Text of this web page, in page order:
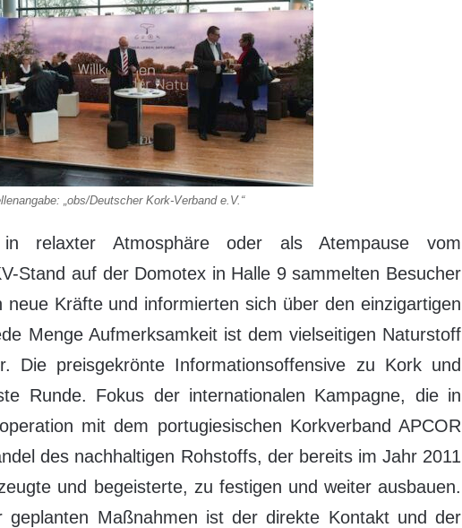
„obs/Deutscher Kork-Verband e.V.“
relaxter Atmosphäre oder als Atempause vom
Stand auf der Domotex in Halle 9 sammelten Besucher
neue Kräfte und informierten sich über den einzigartigen
Menge Aufmerksamkeit ist dem vielseitigen Naturstoff
Die preisgekrönte Informationsoffensive zu Kork und
Runde. Fokus der internationalen Kampagne, die in
mit dem portugiesischen Korkverband APCOR
des nachhaltigen Rohstoffs, der bereits im Jahr 2011
und begeisterte, zu festigen und weiter ausbauen.
geplanten Maßnahmen ist der direkte Kontakt und der